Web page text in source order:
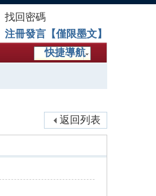
找回密碼
注冊發言【僅限墨文】
快捷導航
返回列表